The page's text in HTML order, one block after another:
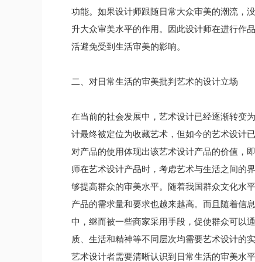
功能。如果设计师跟随日常大众审美的潮流，
升大众审美水平的作用。因此设计师在进行作
活避免受到生活审美的影响。
二、对日常生活的审美批判艺术的设计立场
在当前的社会发展中，艺术设计已经逐渐转变
计最终被定位为收藏艺术，但如今的艺术设计
对产品的使用体现出该艺术设计产品的价值，
师在艺术设计产品时，考虑艺术与生活之间的
够提高群众的审美水平。随着我国群众文化水
产品的需求量和要求也越来越高。而且随着信
中，继而被一些商家采用手段，促使群众可以
质、生活和精神等不同层次均需要艺术设计的
艺术设计者需要清晰认识到日常生活的审美水